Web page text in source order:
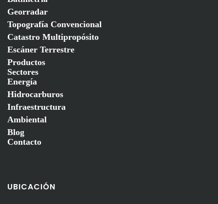
Georradar
Topografía Convencional
Catastro Multipropósito
Escáner Terrestre
Productos
Sectores
Energía
Hidrocarburos
Infraestructura
Ambiental
Blog
Contacto
UBICACIÓN